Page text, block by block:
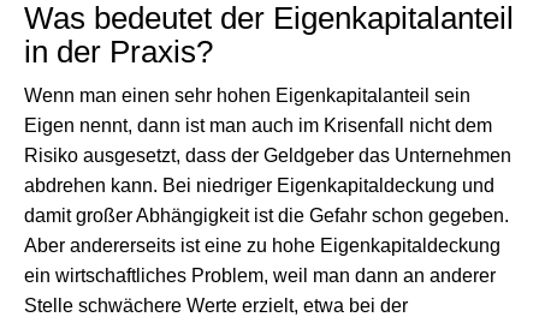
Was bedeutet der Eigenkapitalanteil
in der Praxis?
Wenn man einen sehr hohen Eigenkapitalanteil sein
Eigen nennt, dann ist man auch im Krisenfall nicht dem
Risiko ausgesetzt, dass der Geldgeber das Unternehmen
abdrehen kann. Bei niedriger Eigenkapitaldeckung und
damit großer Abhängigkeit ist die Gefahr schon gegeben.
Aber andererseits ist eine zu hohe Eigenkapitaldeckung
ein wirtschaftliches Problem, weil man dann an anderer
Stelle schwächere Werte erzielt, etwa bei der